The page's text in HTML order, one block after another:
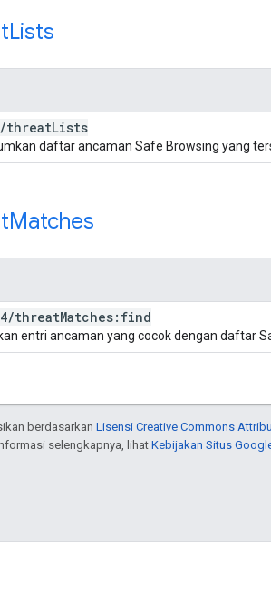
Lists
/threatLists
daftar ancaman Safe Browsing yang
Matches
/threatMatches:find
entri ancaman yang cocok dengan daftar
berdasarkan Lisensi Creative Commons
selengkapnya, lihat Kebijakan Situs